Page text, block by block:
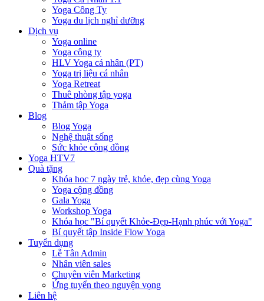
Yoga Công Ty
Yoga du lịch nghỉ dưỡng
Dịch vụ
Yoga online
Yoga công ty
HLV Yoga cá nhân (PT)
Yoga trị liệu cá nhân
Yoga Retreat
Thuê phòng tập yoga
Thảm tập Yoga
Blog
Blog Yoga
Nghệ thuật sống
Sức khỏe cộng đồng
Yoga HTV7
Quà tặng
Khóa học 7 ngày trẻ, khỏe, đẹp cùng Yoga
Yoga cộng đồng
Gala Yoga
Workshop Yoga
Khóa học "Bí quyết Khỏe-Đẹp-Hạnh phúc với Yoga"
Bí quyết tập Inside Flow Yoga
Tuyển dụng
Lễ Tân Admin
Nhân viên sales
Chuyên viên Marketing
Ứng tuyển theo nguyện vọng
Liên hệ